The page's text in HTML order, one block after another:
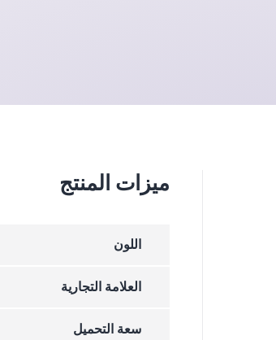
ميزات المنتج
اللون
العلامة التجارية
سعة التحميل